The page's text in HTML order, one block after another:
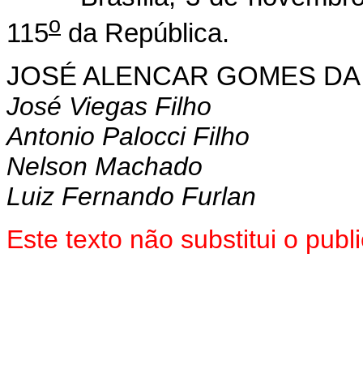
115o da República.
JOSÉ ALENCAR GOMES
José Viegas Filho
Antonio Palocci Filho
Nelson Machado
Luiz Fernando Furlan
Este texto não substitui o